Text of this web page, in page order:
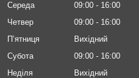
Середа
09:00
16:00
Четвер
09:00
16:00
Пʼятниця
Вихідний
Субота
09:00
16:00
Неділя
Вихідний